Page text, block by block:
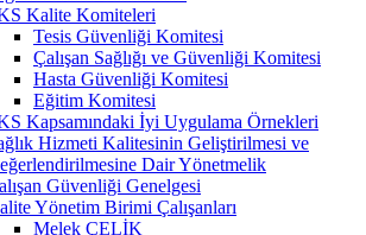
Kalite Komiteleri
Tesis Güvenliği Komitesi
Çalışan Sağlığı ve Güvenliği Komitesi
Hasta Güvenliği Komitesi
Eğitim Komitesi
Kapsamındaki İyi Uygulama Örnekleri
Hizmeti Kalitesinin Geliştirilmesi ve
Dair Yönetmelik
Güvenliği Genelgesi
Yönetim Birimi Çalışanları
Melek ÇELİK